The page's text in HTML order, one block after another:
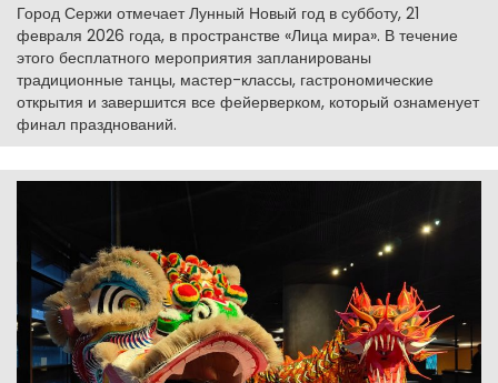
Город Сержи отмечает Лунный Новый год в субботу, 21
февраля 2026 года, в пространстве «Лица мира». В течение
этого бесплатного мероприятия запланированы
традиционные танцы, мастер-классы, гастрономические
открытия и завершится все фейерверком, который ознаменует
финал празднований.